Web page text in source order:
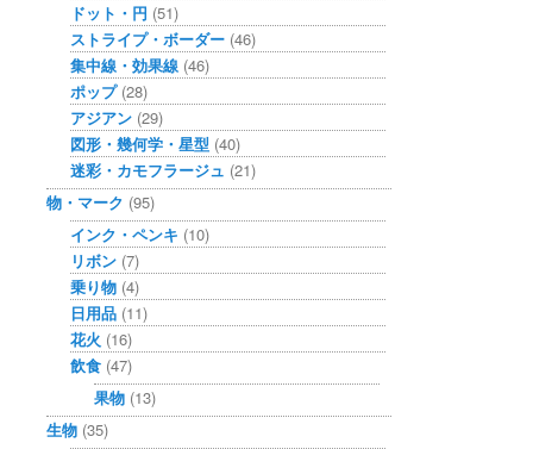
ドット・円 (51)
ストライプ・ボーダー (46)
集中線・効果線 (46)
ポップ(28)
アジアン (29)
図形・幾何学・星型 (40)
迷彩・カモフラージュ (21)
物・マーク (95)
インク・ペンキ (10)
リボン (7)
乗り物 (4)
日用品 (11)
花火 (16)
飲食 (47)
果物 (13)
生物 (35)